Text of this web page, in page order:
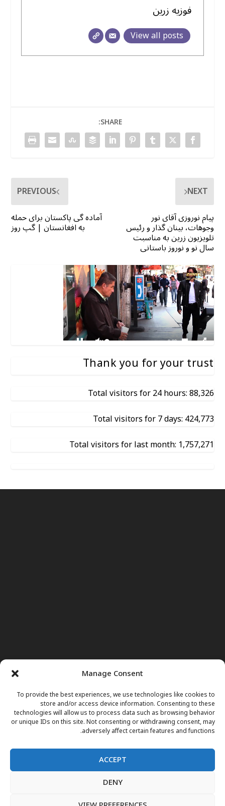
Manage Consent
To provide the best experiences, we use technologies like cookies to
store and/or access device information. Consenting to these
technologies will allow us to process data such as browsing behavior
or unique IDs on this site. Not consenting or withdrawing consent, may
adversely affect certain features and functions.
ACCEPT
DENY
فوزیه زرین
View all posts
SHARE:
PREVIOUS
آماده گی پاکستان برای حمله
به افغانستان | گپ روز
NEXT
پیام نوروزی آقای نور
وجوهات، بینان گذار و رئیس
تلویزیون زرین به مناسبت
سال نو و نوروز باستانی
Thank you for your trust
Total visitors for 24 hours: 88,326
Total visitors for 7 days: 424,773
Total visitors for last month: 1,757,271
نور وجوهات داکتر مریم
اعلانات فوتی مقالات فارسی English